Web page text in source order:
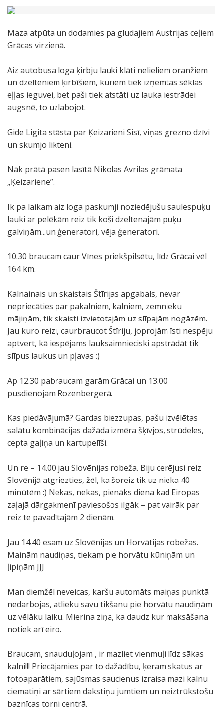
Maza atpūta un dodamies pa gludajiem Austrijas ceļiem
Grācas virzienā.
Aiz autobusa loga ķirbju lauki klāti nelieliem oranžiem
un dzelteniem ķirbīšiem, kuriem tiek izņemtas sēklas
eļļas ieguvei, bet paši tiek atstāti uz lauka iestrādei
augsnē, to uzlabojot.
Gide Ligita stāsta par Ķeizarieni Sisī, viņas grezno dzīvi
un skumjo likteni.
Nāk prātā pasen lasītā Nikolas Avrilas grāmata
„Ķeizariene”.
Ik pa laikam aiz loga paskumji noziedējušu saulespuķu
lauki ar pelēkām reiz tik koši dzeltenajām puķu
galviņām...un ģeneratori, vēja ģeneratori.
10.30 braucam caur Vīnes priekšpilsētu, līdz Grācai vēl
164 km.
Kalnainais un skaistais Štīrijas apgabals, nevar
nepriecāties par pakalniem, kalniem, zemnieku
mājiņām, tik skaisti izvietotajām uz slīpajām nogāzēm.
Jau kuro reizi, caurbraucot Štīriju, joprojām īsti nespēju
aptvert, kā iespējams lauksaimnieciski apstrādāt tik
slīpus laukus un pļavas :)
Ap 12.30 pabraucam garām Grācai un 13.00
pusdienojam Rozenbergerā.
Kas piedāvājumā? Gardas biezzupas, pašu izvēlētas
salātu kombinācijas dažāda izmēra šķīvjos, strūdeles,
cepta gaļiņa un kartupelīši.
Un re – 14.00 jau Slovēnijas robeža. Biju cerējusi reiz
Slovēnijā atgriezties, žēl, ka šoreiz tik uz nieka 40
minūtēm :) Nekas, nekas, pienāks diena kad Eiropas
zaļajā dārgakmenī paviesošos ilgāk – pat vairāk par
reiz te pavadītajām 2 dienām.
Jau 14.40 esam uz Slovēnijas un Horvātijas robežas.
Mainām naudiņas, tiekam pie horvātu kūniņām un
ļipiņām JJJ
Man diemžēl neveicas, karšu automāts maiņas punktā
nedarbojas, atlieku savu tikšanu pie horvātu naudiņām
uz vēlāku laiku. Mierina ziņa, ka daudz kur maksāšana
notiek arī eiro.
Braucam, snauduļojam , ir mazliet vienmuļi līdz sākas
kalni!!! Priecājamies par to dažādību, ķeram skatus ar
fotoaparātiem, sajūsmas saucienus izraisa mazi kalnu
ciematiņi ar sārtiem dakstiņu jumtiem un neiztrūkstošu
baznīcas torni centrā.